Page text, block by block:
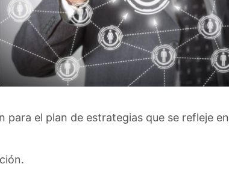
el plan de estrategias que se refleje en